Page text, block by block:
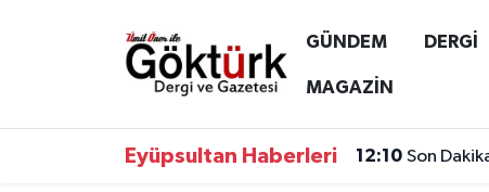
GÜNDEM DERGİ
MAGAZİN
Eyüpsultan Haberleri 12:10 Son
Anne Çocuk
Eyüpsultan Hava Durumu